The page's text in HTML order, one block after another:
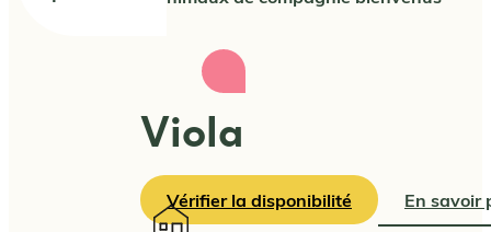
Vérifier la disponibilité En savoir
Viola